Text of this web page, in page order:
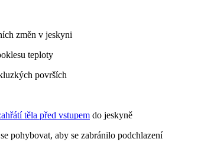
změn v jeskyni
teploty
površích
těla před vstupem do jeskyně
pohybovat, aby se zabránilo podchlazení